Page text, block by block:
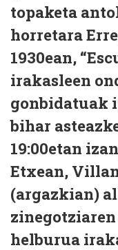
topaketa
horretara
1930ean,
irakasleen
gonbidatuak
bihar
19:00etan
Etxean,
(argazkian)
zinegotziaren
helburua